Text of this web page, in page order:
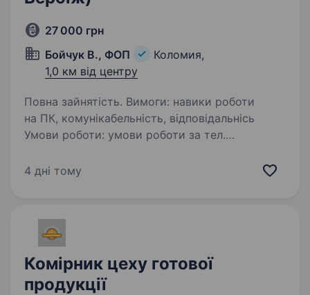
27 000 грн
Бойчук В., ФОП
Коломия,
1,0 км від центру
Повна зайнятість. Вимоги: навики роботи
на ПК, комунікабельність, відповідальнісь
Умови роботи: умови роботи за тел.
Нижній Вербіж.
4 дні тому
Комірник цеху готової
продукції